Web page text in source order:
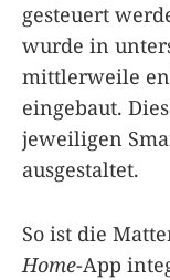
gesteuert
wurde in
mittlerweile
eingebaut.
jeweiligen
ausgestaltet.
So ist die
Home-App